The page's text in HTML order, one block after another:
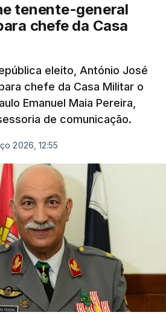
tenente-general
chefe da Casa
eleito, António José
chefe da Casa Militar o
Emanuel Maia Pereira,
de comunicação.
2026, 12:55